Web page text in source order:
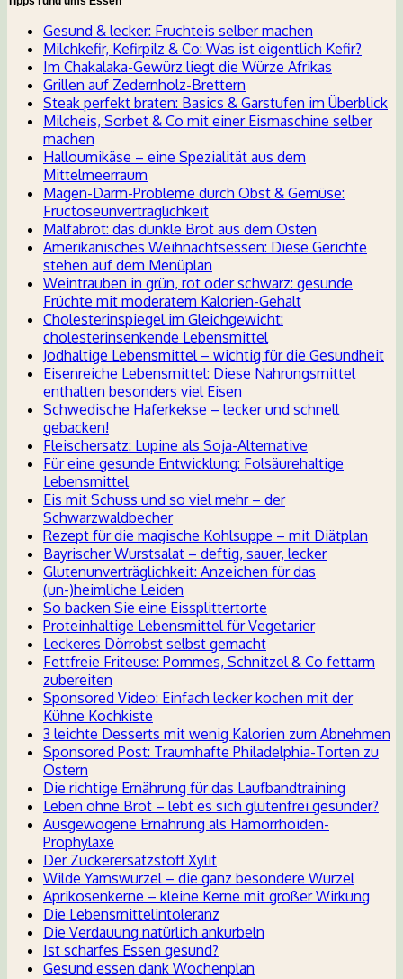
Gesund & lecker: Fruchteis selber machen
Milchkefir, Kefirpilz & Co: Was ist eigentlich Kefir?
Im Chakalaka-Gewürz liegt die Würze Afrikas
Grillen auf Zedernholz-Brettern
Steak perfekt braten: Basics & Garstufen im Überblick
Milcheis, Sorbet & Co mit einer Eismaschine selber
machen
Halloumikäse – eine Spezialität aus dem
Mittelmeerraum
Magen-Darm-Probleme durch Obst & Gemüse:
Fructoseunverträglichkeit
Malfabrot: das dunkle Brot aus dem Osten
Amerikanisches Weihnachtsessen: Diese Gerichte
stehen auf dem Menüplan
Weintrauben in grün, rot oder schwarz: gesunde
Früchte mit moderatem Kalorien-Gehalt
Cholesterinspiegel im Gleichgewicht:
cholesterinsenkende Lebensmittel
Jodhaltige Lebensmittel – wichtig für die Gesundheit
Eisenreiche Lebensmittel: Diese Nahrungsmittel
enthalten besonders viel Eisen
Schwedische Haferkekse – lecker und schnell
gebacken!
Fleischersatz: Lupine als Soja-Alternative
Für eine gesunde Entwicklung: Folsäurehaltige
Lebensmittel
Eis mit Schuss und so viel mehr – der
Schwarzwaldbecher
Rezept für die magische Kohlsuppe – mit Diätplan
Bayrischer Wurstsalat – deftig, sauer, lecker
Glutenunverträglichkeit: Anzeichen für das
(un-)heimliche Leiden
So backen Sie eine Eissplittertorte
Proteinhaltige Lebensmittel für Vegetarier
Leckeres Dörrobst selbst gemacht
Fettfreie Friteuse: Pommes, Schnitzel & Co fettarm
zubereiten
Sponsored Video: Einfach lecker kochen mit der
Kühne Kochkiste
3 leichte Desserts mit wenig Kalorien zum Abnehmen
Sponsored Post: Traumhafte Philadelphia-Torten zu
Ostern
Die richtige Ernährung für das Laufbandtraining
Leben ohne Brot – lebt es sich glutenfrei gesünder?
Ausgewogene Ernährung als Hämorrhoiden-
Prophylaxe
Der Zuckerersatzstoff Xylit
Wilde Yamswurzel – die ganz besondere Wurzel
Aprikosenkerne – kleine Kerne mit großer Wirkung
Die Lebensmittelintoleranz
Die Verdauung natürlich ankurbeln
Ist scharfes Essen gesund?
Gesund essen dank Wochenplan